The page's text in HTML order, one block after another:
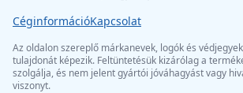
CéginformációKapcsolat
Az oldalon szereplő márkanevek, logók és
tulajdonát képezik. Feltüntetésük kizárólag a
szolgálja, és nem jelent gyártói jóváhagyást vagy
viszonyt.